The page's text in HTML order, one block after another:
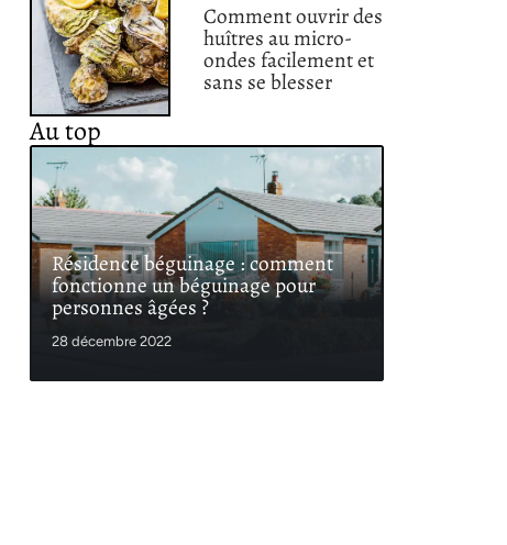
Comment ouvrir des
huîtres au micro-
ondes facilement et
sans se blesser
Au top
Résidence béguinage : comment
fonctionne un béguinage pour
personnes âgées ?
28 décembre 2022